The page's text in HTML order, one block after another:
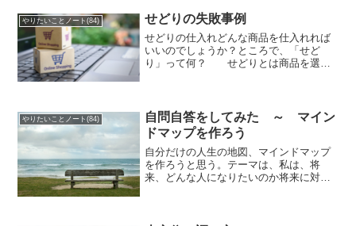
めようとすると、ちょっとした必要...
やりたいことノート(84) せどりの失敗事例
せどりの仕入れどんな商品を仕入れれば
いいのでしょうか？ところで、「せど
り」って何？ せどりとは商品を選ぶ
しょう。失敗仕入れの共通点失敗仕...
やりたいことノート(84)
自問自答をしてみた ～ マイン
ドマップを作ろう
自分だけの人生の地図、マインドマップ
を作ろうと思う。テーマは、私は、将
来、どんな人になりたいのか将来に対